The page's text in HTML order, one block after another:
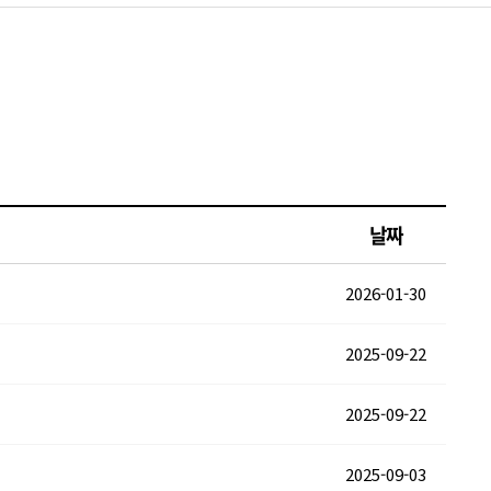
날짜
2026-01-30
2025-09-22
2025-09-22
2025-09-03